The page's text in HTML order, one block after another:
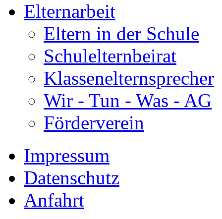
Elternarbeit
Eltern in der Schule
Schulelternbeirat
Klassenelternsprecher
Wir - Tun - Was - AG
Förderverein
Impressum
Datenschutz
Anfahrt